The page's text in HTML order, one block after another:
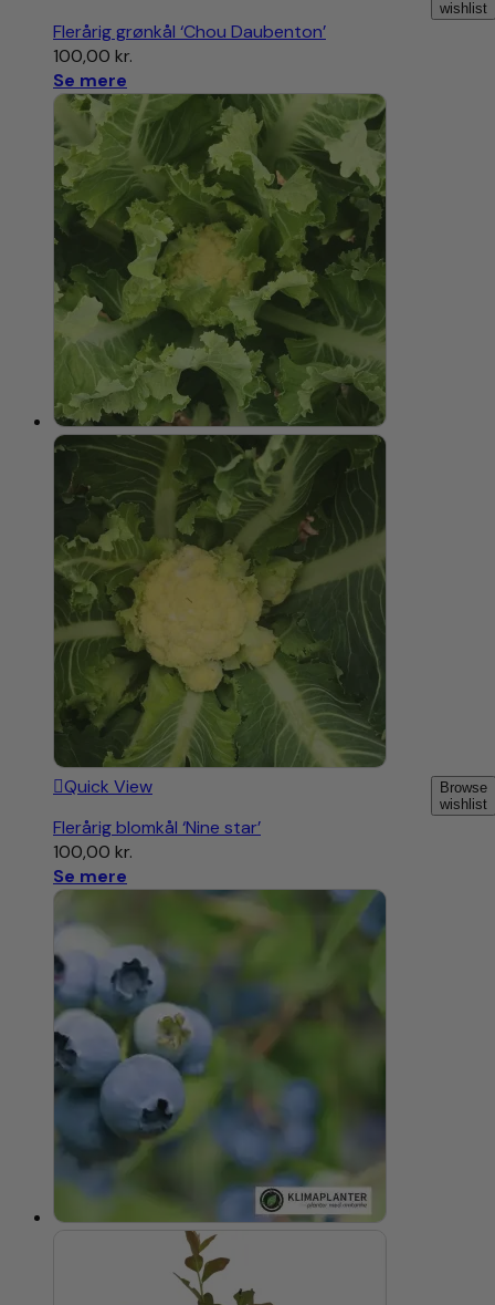
wishlist
Flerårig grønkål ‘Chou Daubenton’
100,00 kr.
Se mere
Browse
wishlist
Quick View
Flerårig blomkål ‘Nine star’
100,00 kr.
Se mere